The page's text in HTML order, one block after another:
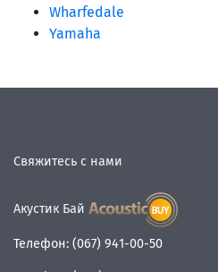
Wharfedale
Yamaha
Свяжитесь с нами
Акустик Бай
Телефон: (067) 941-00-50